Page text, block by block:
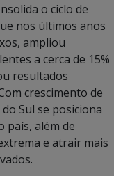
o ciclo de
nos últimos anos
ampliou
a cerca de 15%
resultados
crescimento de
Sul se posiciona
país, além de
e atrair mais